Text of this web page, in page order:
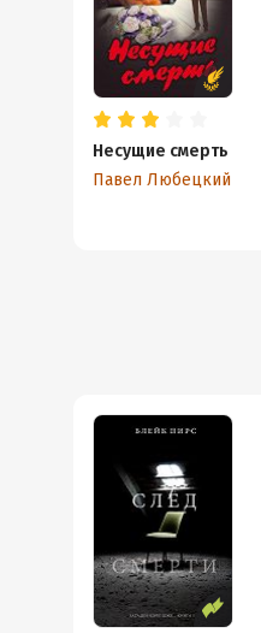
Несущие смерть
Павел Любецкий